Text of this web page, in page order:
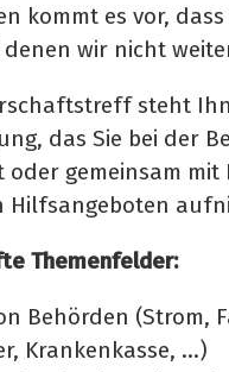
kommt es vor,
wir nicht
steht
das Sie bei der
gemeinsam
Hilfsangeboten
Themenfelder:
Behörden (Strom,
Krankenkasse, …)